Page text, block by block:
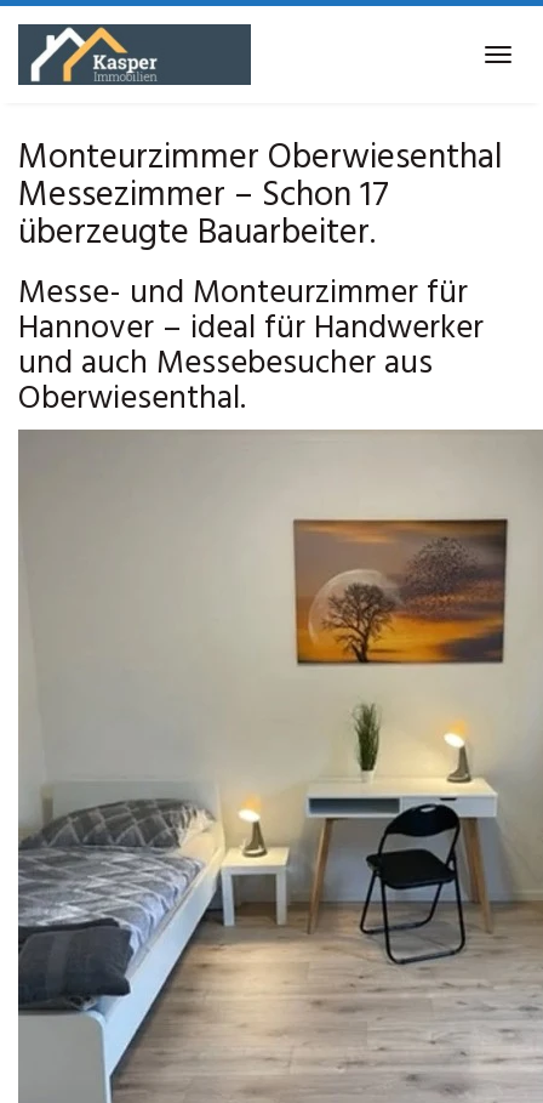
Skip
main
Monteurzimmer Oberwiesenthal
Messezimmer – Schon 17
überzeugte Bauarbeiter.
Messe- und Monteurzimmer für
Hannover – ideal für Handwerker
und auch Messebesucher aus
Oberwiesenthal.